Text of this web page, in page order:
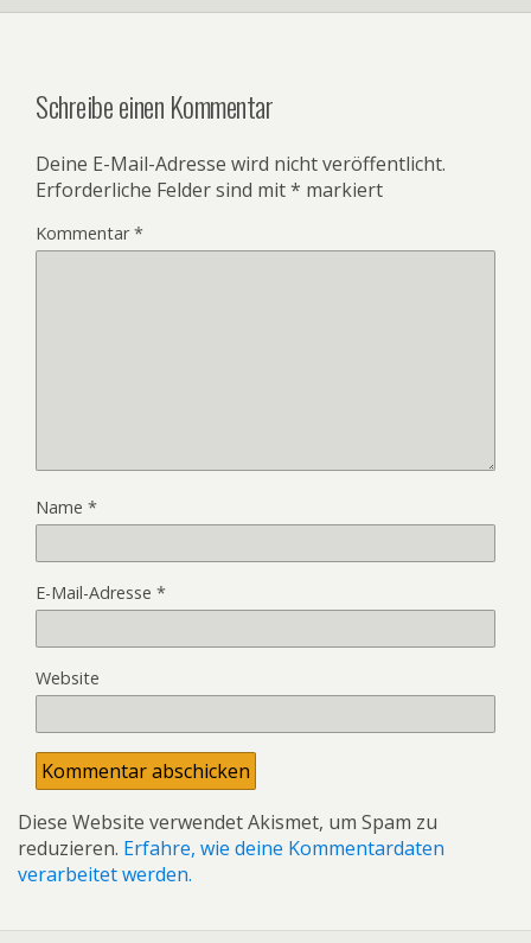
Schreibe einen Kommentar
Deine E-Mail-Adresse wird nicht veröffentlicht.
Erforderliche Felder sind mit* markiert
Kommentar*
Name *
E-Mail-Adresse *
Website
Diese Website verwendet Akismet, um Spam zu
reduzieren. Erfahre, wie deine Kommentardaten
verarbeitet werden.